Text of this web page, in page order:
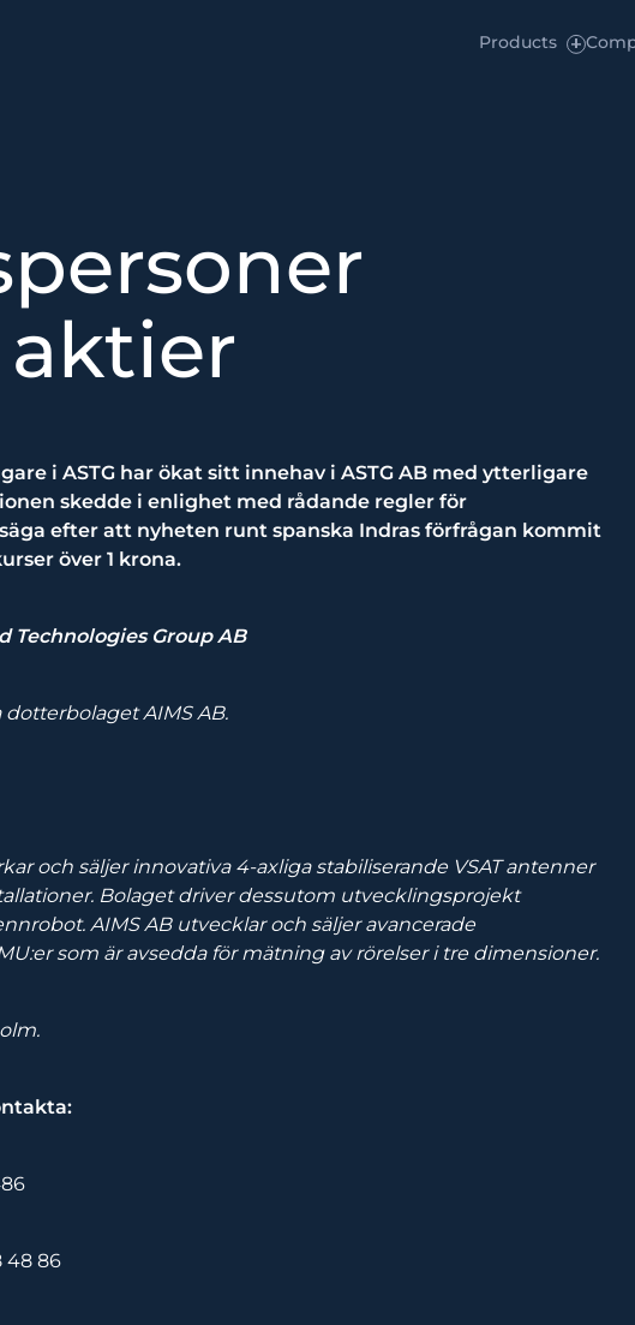
Products
i ASTG har ökat sitt innehav i ASTG AB med ytterligare
skedde i enlighet med rådande regler för
efter att nyheten runt spanska Indras förfrågan kommit
över 1 krona.
Technologies Group AB
dotterbolaget AIMS AB.
och säljer innovativa 4-axliga stabiliserande VSAT antenner
Bolaget driver dessutom utvecklingsprojekt
AIMS AB utvecklar och säljer avancerade
som är avsedda för mätning av rörelser i tre dimensioner.
48 86